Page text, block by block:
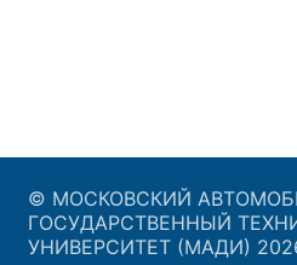
© МОСКОВСКИЙ
ГОСУДАРСТВЕННЫЙ
УНИВЕРСИТЕТ (МАДИ)